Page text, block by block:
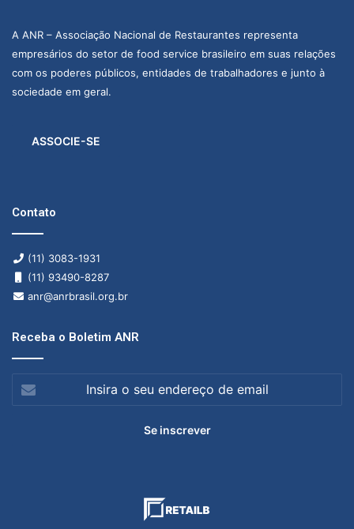
A ANR – Associação Nacional de Restaurantes representa
empresários do setor de food service brasileiro em suas relações
com os poderes públicos, entidades de trabalhadores e junto à
sociedade em geral.
ASSOCIE-SE
Contato
(11) 3083-1931
(11) 93490-8287
anr@anrbrasil.org.br
Receba o Boletim ANR